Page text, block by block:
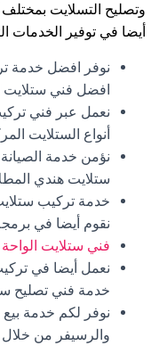
وتصليح التسلايت بمختلف
أيضا في توفير الخدمات
نوفر افضل خدمة
افضل فني ستلايت
نعمل عبر فني
أنواع الستلايت
نؤمن خدمة
ستلايت هندي
خدمة تركيب
نقوم أيضا في
فني ستلايت الواحة
نعمل أيضا في
خدمة فني تصليح
نوفر لكم خدمة بيع
والرسيفر من